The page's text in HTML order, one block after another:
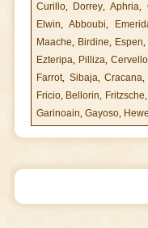
Curillo, Dorrey,Aphria,
Elwin,Abboubi,
Maache, Birdine, Espen,
Ezteripa, Pilliza,
Farrot, Sibaja,Cracana,
Fricio, Bellorin, Fritzsche,
Garinoain, Gayoso,